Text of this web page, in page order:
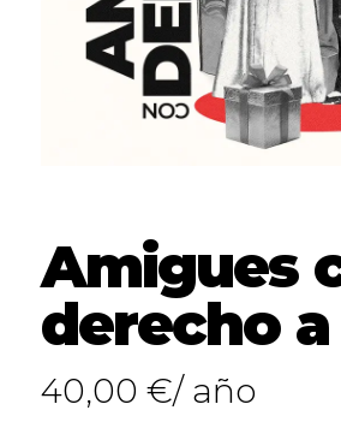
Amigues
derecho
40,00 €/ año